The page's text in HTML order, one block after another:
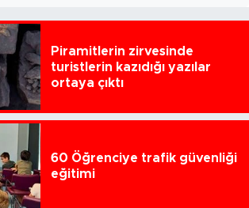
Piramitlerin zirvesinde
turistlerin kazıdığı yazılar
ortaya çıktı
60 Öğrenciye trafik güvenliği
eğitimi